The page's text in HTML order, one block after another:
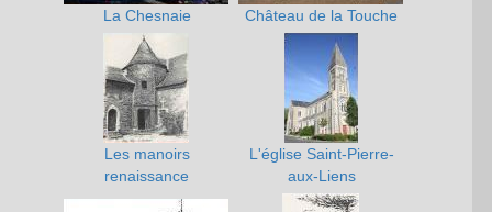
La Chesnaie Château de la Touche
Les manoirs
renaissance
L'église Saint-Pierre-
aux-Liens